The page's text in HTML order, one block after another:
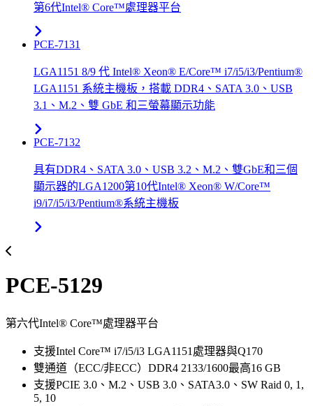
第6代Intel® Core™處理器平台
PCE-7131
LGA1151 8/9 代 Intel® Xeon® E/Core™ i7/i5/i3/Pentium®
LGA1151 系統主機板，搭載 DDR4、SATA 3.0、USB
3.1、M.2、雙 GbE 和三螢幕顯示功能
PCE-7132
具有DDR4、SATA 3.0、USB 3.2、M.2、雙GbE和三個
顯示器的LGA1200第10代Intel® Xeon® W/Core™
i9/i7/i5/i3/Pentium®系統主機板
PCE-5129
第六代Intel® Core™處理器平台
支援Intel Core™ i7/i5/i3 LGA1151處理器與Q170
雙通道（ECC/非ECC）DDR4 2133/1600最高16 GB
支援PCIE 3.0、M.2、USB 3.0、SATA3.0、SW Raid 0, 1,
5, 10